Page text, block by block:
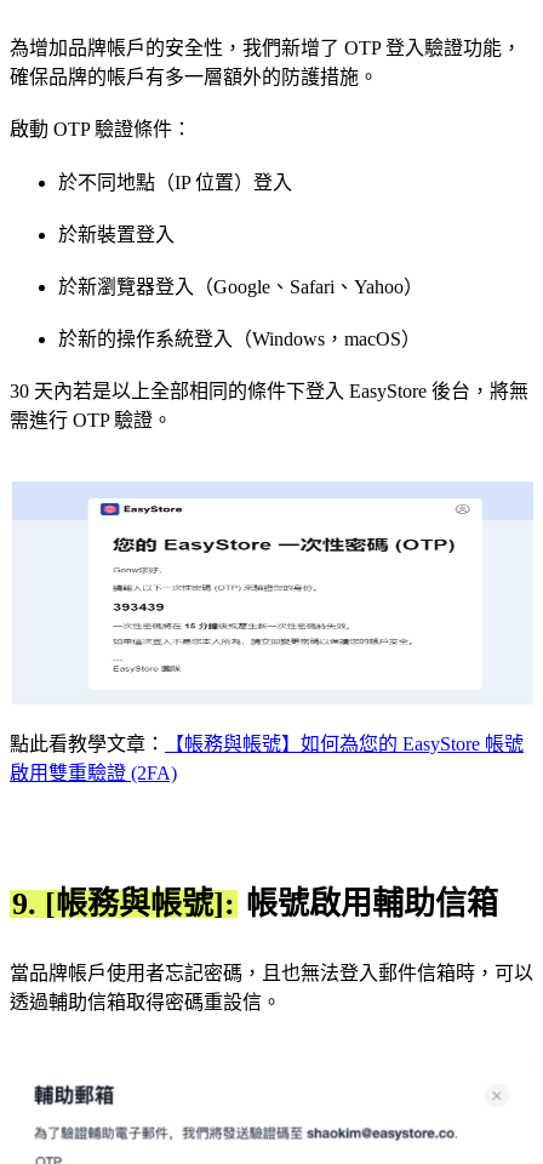
為增加品牌帳戶的安全性，我們新增了 OTP 登入驗證功能，
確保品牌的帳戶有多一層額外的防護措施。
啟動 OTP 驗證條件：
於不同地點（IP 位置）登入
於新裝置登入
於新瀏覽器登入（Google、Safari、Yahoo）
於新的操作系統登入（Windows，macOS）
30 天內若是以上全部相同的條件下登入 EasyStore 後台，將無
需進行 OTP 驗證。
點此看教學文章：
【帳務與帳號】如何為您的 EasyStore 帳號
啟用雙重驗證 (2FA)
9. [帳務與帳號]: 帳號啟用輔助信箱
當品牌帳戶使用者忘記密碼，且也無法登入郵件信箱時，可以
透過輔助信箱取得密碼重設信。